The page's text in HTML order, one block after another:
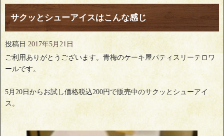
サクッとシューアイスはこんな感じ
投稿日 2017年5月21日
ご利用ありがとうございます。青梅のケーキ屋パティスリーテロワ
ールです。
5月20日からお試し価格税込200円で販売中のサクッとシューアイ
ス。